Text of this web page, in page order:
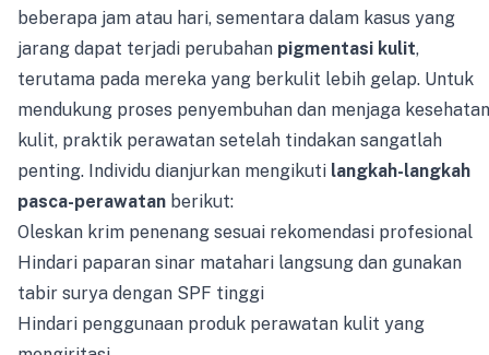
beberapa jam atau hari, sementara dalam kasus yang
jarang dapat terjadi perubahan pigmentasi kulit,
terutama pada mereka yang berkulit lebih gelap. Untuk
mendukung proses penyembuhan dan menjaga kesehatan
kulit, praktik perawatan setelah tindakan sangatlah
penting. Individu dianjurkan mengikuti langkah-langkah
pasca-perawatan berikut:
Oleskan krim penenang sesuai rekomendasi profesional
Hindari paparan sinar matahari langsung dan gunakan
tabir surya dengan SPF tinggi
Hindari penggunaan produk perawatan kulit yang